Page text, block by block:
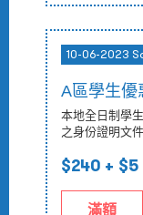
10-06-2023
A區學生優
本地全日制學
之身份證明文
$240 + $5
滿額